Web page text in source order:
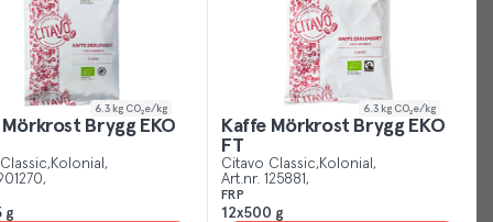
6.3 kg CO₂e/kg
Mörkrost Brygg EKO
Kolonial
g
6.3 kg CO₂e/kg
Kaffe Mörkrost Brygg EKO
FT
Citavo Classic Kolonial
Art.nr. 125881
FRP
12x500 g